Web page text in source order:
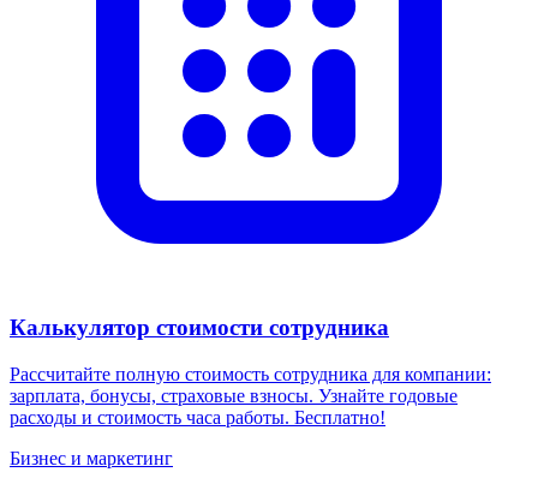
Калькулятор стоимости сотрудника
Рассчитайте полную стоимость сотрудника для компании:
зарплата, бонусы, страховые взносы. Узнайте годовые
расходы и стоимость часа работы. Бесплатно!
Бизнес и маркетинг